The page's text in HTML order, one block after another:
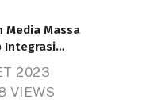
Media Massa
Integrasi
2023
VIEWS